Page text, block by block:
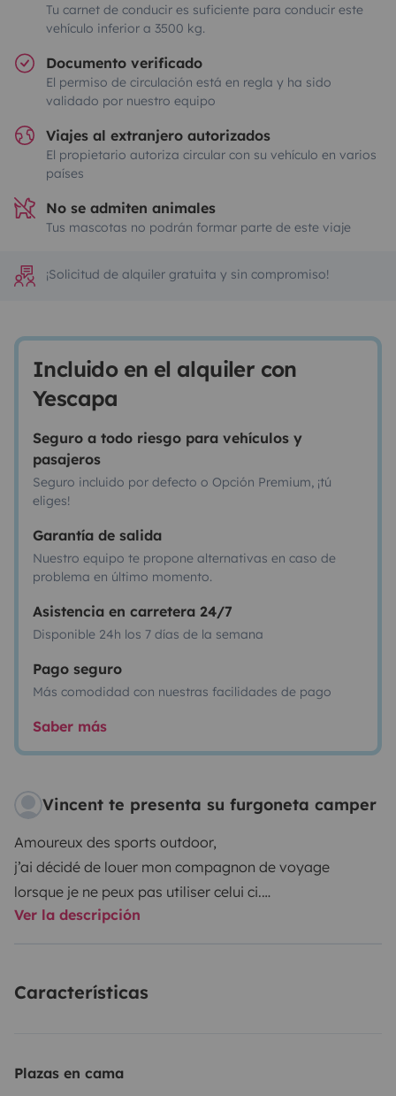
Tu carnet de conducir es suficiente para conducir este
vehículo inferior a 3500 kg.
Documento verificado
El permiso de circulación está en regla y ha sido
validado por nuestro equipo
Viajes al extranjero autorizados
El propietario autoriza circular con su vehículo en varios
países
No se admiten animales
Tus mascotas no podrán formar parte de este viaje
¡Solicitud de alquiler gratuita y sin compromiso!
Incluido en el alquiler con
Yescapa
Seguro a todo riesgo para vehículos y
pasajeros
Seguro incluido por defecto o Opción Premium, ¡tú
eliges!
Garantía de salida
Nuestro equipo te propone alternativas en caso de
problema en último momento.
Asistencia en carretera 24/7
Disponible 24h los 7 días de la semana
Pago seguro
Más comodidad con nuestras facilidades de pago
Saber más
Vincent te presenta su furgoneta camper
Amoureux des sports outdoor,
j’ai décidé de louer mon compagnon de voyage
lorsque je ne peux pas utiliser celui ci.
d’avaler les kilomètres.
vous aurez accès à:
Ver la descripción
Características
Plazas en cama